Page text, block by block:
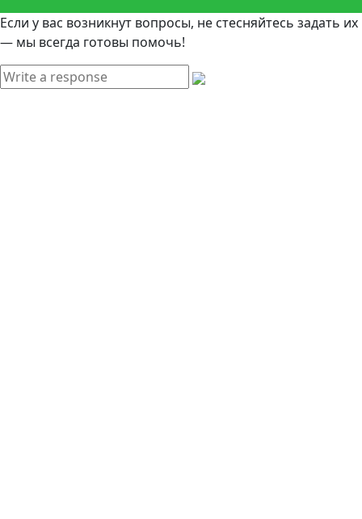
Если у вас возникнут вопросы, не стесняйтесь задать их
— мы всегда готовы помочь!